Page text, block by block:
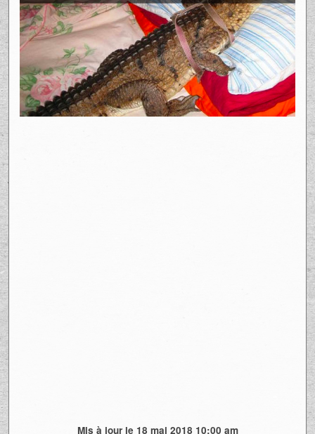
Mis à jour le 18 mai 2018 10:00 am